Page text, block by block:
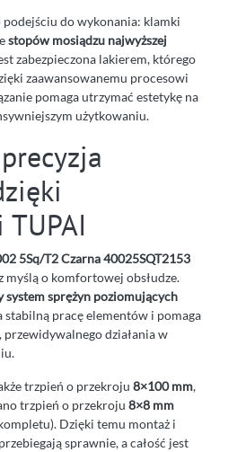
do wykonania: klamki
stopów mosiądzu najwyższej
zabezpieczona lakierem, którego
zaawansowanemu procesowi
pomaga utrzymać estetykę na
użytkowaniu.
5Sq/T2 Czarna 40025SQT2153
myślą o komfortowej obsłudze.
system sprężyn poziomujących
stabilną pracę elementów i pomaga
działania w
trzpień o przekroju 8×100 mm,
trzpień o przekroju 8×8 mm
Dzięki temu montaż i
sprawnie, a całość jest